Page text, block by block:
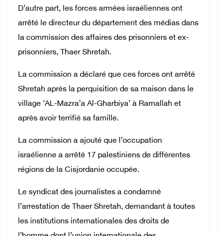
D’autre part, les forces armées israéliennes ont
arrêté le directeur du département des médias dans
la commission des affaires des prisonniers et ex-
prisonniers, Thaer Shretah.
La commission a déclaré que ces forces ont arrêté
Shretah après la perquisition de sa maison dans le
village ‘AL-Mazra’a Al-Gharbiya’ à Ramallah et
après avoir terrifié sa famille.
La commission a ajouté que l’occupation
israélienne a arrêté 17 palestiniens de différentes
régions de la Cisjordanie occupée.
Le syndicat des journalistes a condamné
l’arrestation de Thaer Shretah, demandant à toutes
les institutions internationales des droits de